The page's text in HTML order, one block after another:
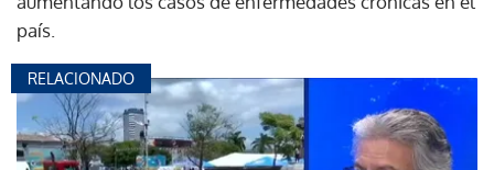
país.
RELACIONADO